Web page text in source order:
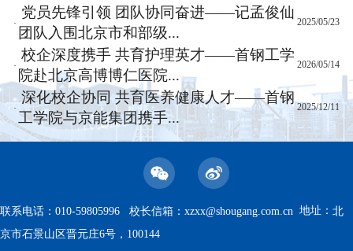
·
党员先锋引领 团队协同奋进——记孟俊仙
团队入围北京市和部级...
2025/05/23
·
校企深度携手 共育护理英才——首钢工学
院赴北京高博博仁医院...
2026/05/14
·
深化校企协同 共育医养健康人才——首钢
工学院与京能集团携手...
2025/12/11
联系电话：010-59805996 校长信箱： xzxx@shougang.com.cn 地址： 北
京市石景山区晋元庄6号，100144